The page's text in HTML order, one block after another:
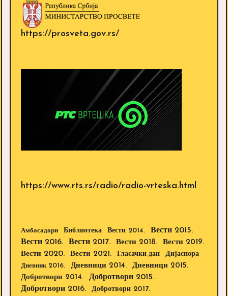
https://prosveta.gov.rs/
https://www.rts.rs/radio/radio-vrteska.html
Амбасадори Библиотека Вести 2014.
Вести 2015.
Вести 2016.
Вести 2017. Вести 2018.
Вести 2019.
Вести 2020.
Вести 2021. Гласачки дан Дијаспора
Дневник 2016. Дневници 2014.
Дневници 2015.
Добротвори 2014.
Добротвори 2015.
Добротвори 2016.
Добротвори 2017.